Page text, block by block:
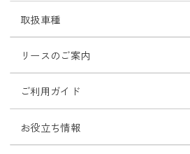
取扱車種
リースのご案内
ご利用ガイド
お役立ち情報